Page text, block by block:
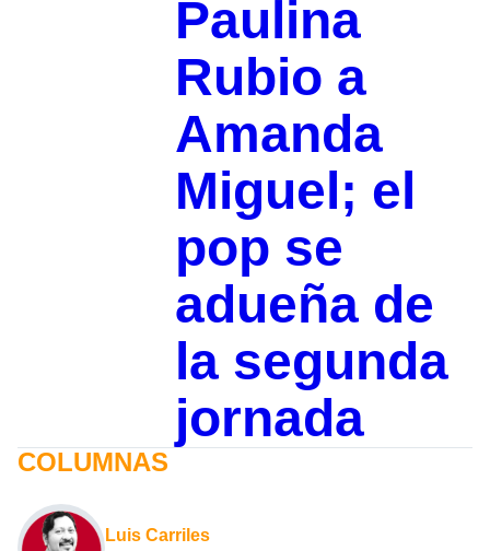
Paulina
Rubio a
Amanda
Miguel; el
pop se
adueña de
la segunda
jornada
COLUMNAS
Luis Carriles